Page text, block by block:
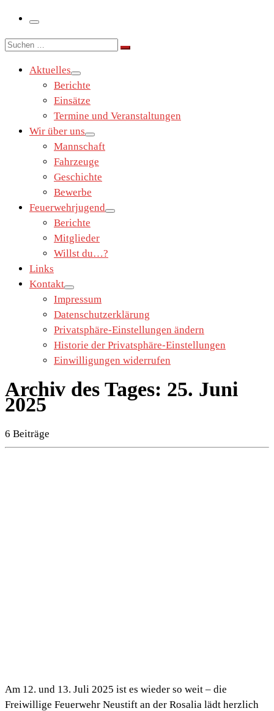
Menü
Suche
Suchen …
Aktuelles
Berichte
Einsätze
Termine und Veranstaltungen
Wir über uns
Mannschaft
Fahrzeuge
Geschichte
Bewerbe
Feuerwehrjugend
Berichte
Mitglieder
Willst du…?
Links
Kontakt
Impressum
Datenschutzerklärung
Privatsphäre-Einstellungen ändern
Historie der Privatsphäre-Einstellungen
Einwilligungen widerrufen
Archiv des Tages: 25. Juni
2025
6 Beiträge
Am 12. und 13. Juli 2025 ist es wieder so weit – die
Freiwillige Feuerwehr Neustift an der Rosalia lädt herzlich